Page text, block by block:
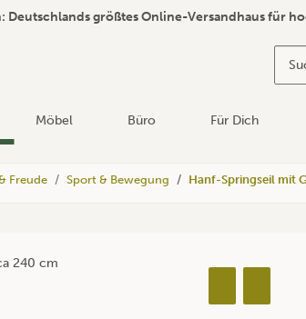
Deutschlands größtes Online-Versandhaus für
Möbel Büro Für Dich
Freude Sport & Bewegung Hanf-Springseil mit